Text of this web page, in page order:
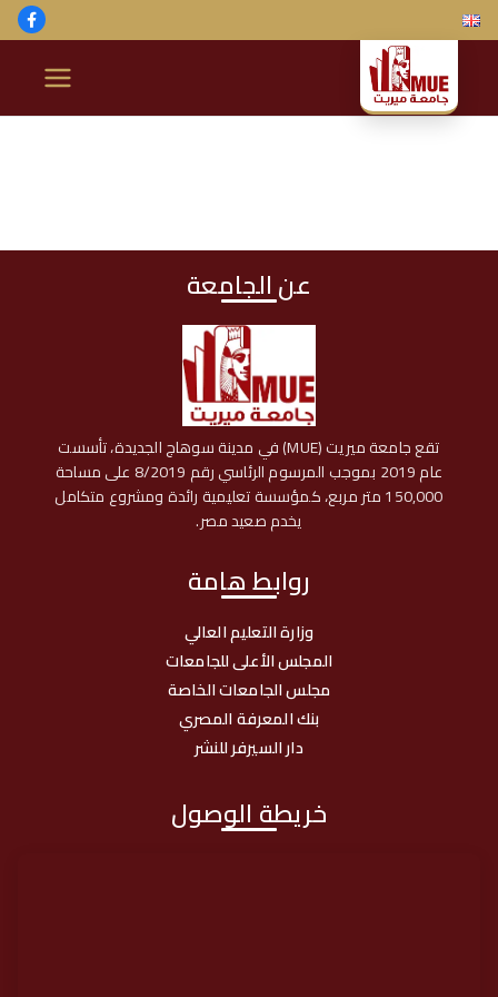
تخطى
إلى
المحتوى
ج
ع
ير
ي
عن الجامعة
تقع جامعة ميريت (MUE) في مدينة سوهاج الجديدة، تأسست
عام 2019 بموجب المرسوم الرئاسي رقم 8/2019 على مساحة
150,000 متر مربع، كمؤسسة تعليمية رائدة ومشروع متكامل
يخدم صعيد مصر.
روابط هامة
وزارة التعليم العالي
المجلس الأعلى للجامعات
مجلس الجامعات الخاصة
بنك المعرفة المصري
دار السيرفر للنشر
خريطة الوصول